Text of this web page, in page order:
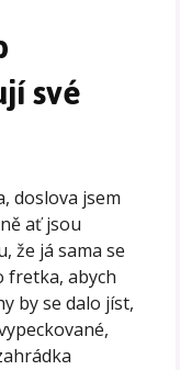
své
doslova jsem
ať jsou
že já sama se
fretka, abych
by se dalo jíst,